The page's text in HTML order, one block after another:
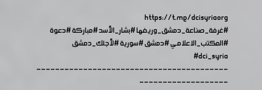
https://t.me/dcisyriaorg
#غرفة_صناعة_دمشق_وريفها#بشار_الأسد#مباركة#دعوة
#المكتب_الاعلامي#دمشق#سورية#لأجلك_دمشق
#dci_syria
-----------------------------------------
-------------------